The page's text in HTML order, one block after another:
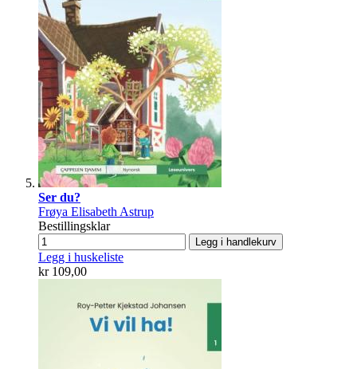
Ser du?
Frøya Elisabeth Astrup
Bestillingsklar
Legg i handlekurv
Legg i huskeliste
kr 109,00